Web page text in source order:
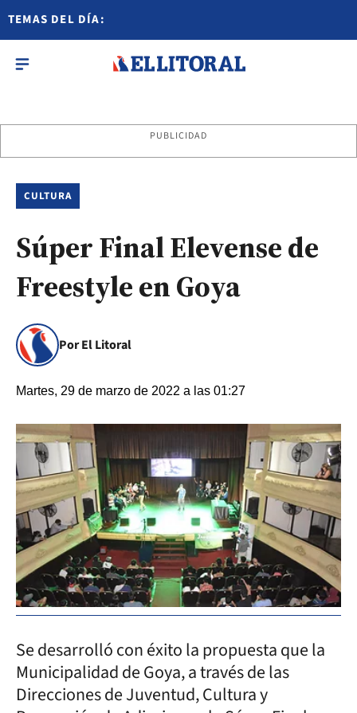
TEMAS DEL DÍA:
PUBLICIDAD
CULTURA
Súper Final Elevense de
Freestyle en Goya
Por El Litoral
Martes, 29 de marzo de 2022 a las 01:27
Se desarrolló con éxito la propuesta que la
Municipalidad de Goya, a través de las
Direcciones de Juventud, Cultura y